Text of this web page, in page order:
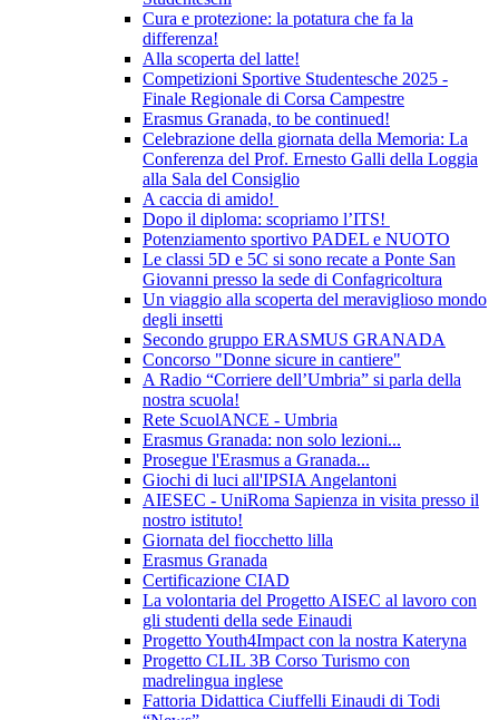
Cura e protezione: la potatura che fa la
differenza!
Alla scoperta del latte!
Competizioni Sportive Studentesche 2025 -
Finale Regionale di Corsa Campestre
Erasmus Granada, to be continued!
Celebrazione della giornata della Memoria: La
Conferenza del Prof. Ernesto Galli della Loggia
alla Sala del Consiglio
A caccia di amido!
Dopo il diploma: scopriamo l’ITS!
Potenziamento sportivo PADEL e NUOTO
Le classi 5D e 5C si sono recate a Ponte San
Giovanni presso la sede di Confagricoltura
Un viaggio alla scoperta del meraviglioso mondo
degli insetti
Secondo gruppo ERASMUS GRANADA
Concorso "Donne sicure in cantiere"
A Radio “Corriere dell’Umbria” si parla della
nostra scuola!
Rete ScuolANCE - Umbria
Erasmus Granada: non solo lezioni...
Prosegue l'Erasmus a Granada...
Giochi di luci all'IPSIA Angelantoni
AIESEC - UniRoma Sapienza in visita presso il
nostro istituto!
Giornata del fiocchetto lilla
Erasmus Granada
Certificazione CIAD
La volontaria del Progetto AISEC al lavoro con
gli studenti della sede Einaudi
Progetto Youth4Impact con la nostra Kateryna
Progetto CLIL 3B Corso Turismo con
madrelingua inglese
Fattoria Didattica Ciuffelli Einaudi di Todi